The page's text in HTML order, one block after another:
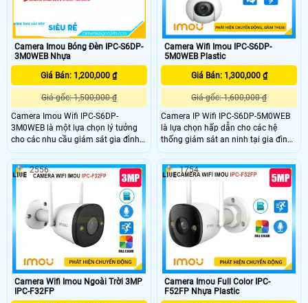
Camera Imou Bóng Đèn IPC-S6DP-
3M0WEB Nhựa
Giá Bán: 1,200,000 ₫
Giá gốc: 1,500,000 ₫
Camera Imou Wifi IPC-S6DP-
3M0WEB là một lựa chọn lý tưởng
cho các nhu cầu giám sát gia đình
hoặc văn phòng, với sự kết hợp giữa
chất lượng hình ảnh tốt tính năng
thông minh và khả năng kết nối linh
Camera Wifi Imou IPC-S6DP-
5M0WEB Plastic
Giá Bán: 1,300,000 ₫
Giá gốc: 1,600,000 ₫
Camera IP Wifi IPC-S6DP-5M0WEB
là lựa chọn hấp dẫn cho các hệ
thống giám sát an ninh tại gia đình
hoặc văn phòng, kết hợp giữa thiết
kế tiện lợi và các tính năng tiên tiến
Hỗ trợ thẻ nhớ lên đến 256GB cho
phép lưu trữ nhiều video ghi hình
mà không cần đến các thiết bị lưu
trữ bên ngoài.
Camera Wifi Imou Ngoài Trời 3MP
IPC-F32FP
2556
Camera Imou Full Color IPC-
F52FP Nhựa Plastic
1754